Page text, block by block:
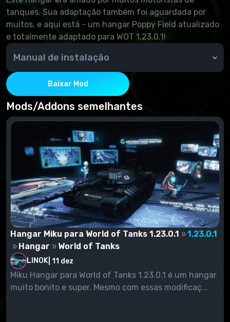
tanques. Sua adaptação também foi aguardada por
muitos, e aqui está - um hangar Poppy Field atualizado
e totalmente adaptado para WOT 1.23.0.1!
Manual de instalação
Copie a pasta Mods para a pasta de jogos (WOT/) e
verifique se há substituições.
Baixar Mod
Mods/Addons semelhantes
Hangar Miku para World of Tanks 1.23.0.1
1.23.0.1
Hangar
World of Tanks
LINOK 11 dez
Miku Hangar para World of Tanks 1.23.0.1 é um hangar
muito bonito e super. Mesmo com essas modificaç...